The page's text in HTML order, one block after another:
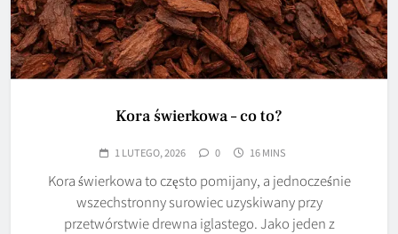
Kora świerkowa – co to?
1 LUTEGO, 2026 0 16 MINS
Kora świerkowa to często pomijany, a jednocześnie
wszechstronny surowiec uzyskiwany przy
przetwórstwie drewna iglastego. Jako jeden z